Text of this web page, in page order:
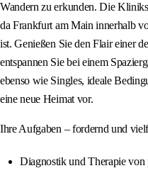
Wandern zu erkunden. Die
da Frankfurt am Main innerhalb
ist. Genießen Sie den Flair einer
entspannen Sie bei einem
ebenso wie Singles, ideale
eine neue Heimat vor.
Ihre Aufgaben – fordernd und
Diagnostik und Therapie